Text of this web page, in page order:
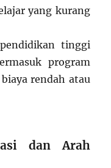
yang kurang
tinggi
program
rendah atau
dan Arah